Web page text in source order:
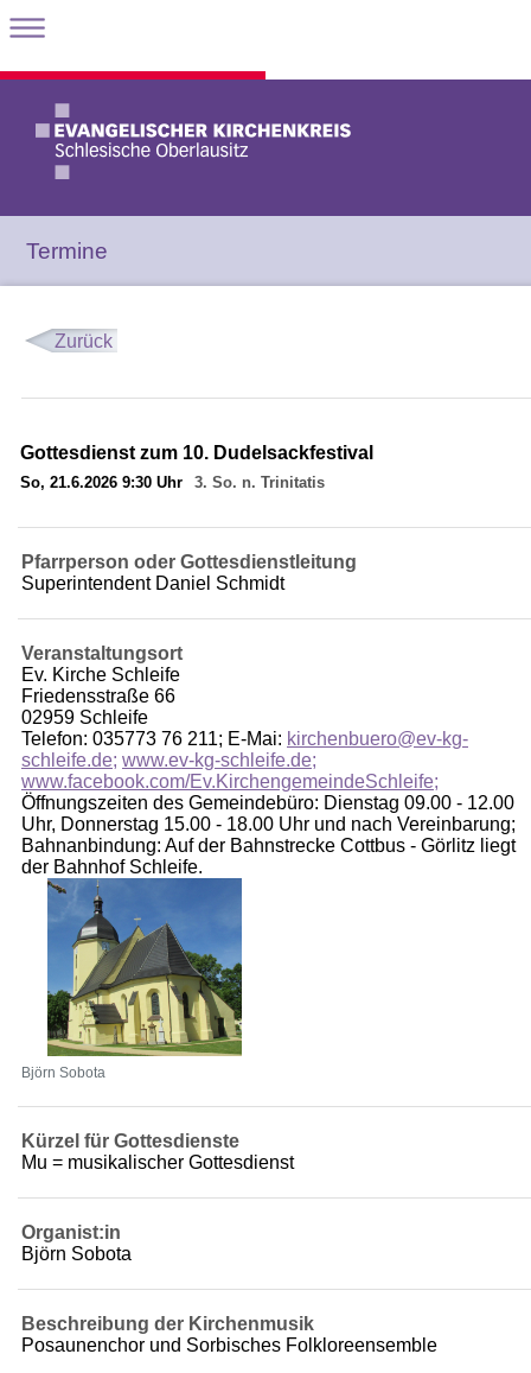
Termine
Zurück
Gottesdienst zum 10. Dudelsackfestival
So, 21.6.2026 9:30 Uhr 3. So. n. Trinitatis
Pfarrperson oder Gottesdienstleitung
Superintendent Daniel Schmidt
Veranstaltungsort
Ev. Kirche Schleife
Friedensstraße 66
02959 Schleife
Telefon: 035773 76 211; E-Mai: kirchenbuero@ev-kg-
schleife.de; www.ev-kg-schleife.de;
www.facebook.com/Ev.KirchengemeindeSchleife;
Öffnungszeiten des Gemeindebüro: Dienstag 09.00 - 12.00
Uhr, Donnerstag 15.00 - 18.00 Uhr und nach Vereinbarung;
Bahnanbindung: Auf der Bahnstrecke Cottbus - Görlitz liegt
der Bahnhof Schleife.
Björn Sobota
Kürzel für Gottesdienste
Mu = musikalischer Gottesdienst
Organist:in
Björn Sobota
Beschreibung der Kirchenmusik
Posaunenchor und Sorbisches Folkloreensemble